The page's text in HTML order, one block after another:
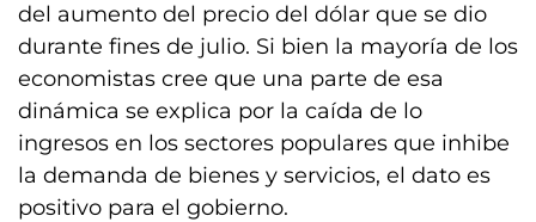
del aumento del precio del dólar que se dio
durante fines de julio. Si bien la mayoría de los
economistas cree que una parte de esa
dinámica se explica por la caída de lo
ingresos en los sectores populares que inhibe
la demanda de bienes y servicios, el dato es
positivo para el gobierno.